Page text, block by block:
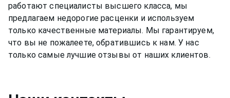
работают специалисты высшего класса, мы
предлагаем недорогие расценки и используем
только качественные материалы. Мы гарантируем,
что вы не пожалеете, обратившись к нам. У нас
только самые лучшие отзывы от наших клиентов.